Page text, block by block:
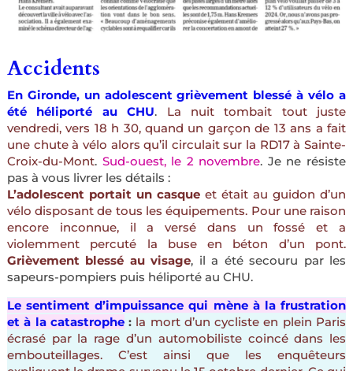
Accidents
En Gironde, un adolescent grièvement blessé à vélo a
été héliporté au CHU. La nuit tombait tout juste
vendredi, vers 18 h 30, quand un garçon de 13 ans a fait
une chute à vélo alors qu’il circulait sur la RD17 à Sainte-
Croix-du-Mont. Sud-ouest, le 2 novembre. Je ne résiste
pas à vous livrer les détails :
L’adolescent portait un casqueet était au guidon d’un
vélo disposant de tous les équipements. Pour une raison
encore inconnue, il a versé dans un fossé et a
violemment percuté la buse en béton d’un pont.
Grièvement blessé au visage, il a été secouru par les
sapeurs-pompiers puis héliporté au CHU.
Le sentiment d’impuissance qui mène à la frustration
et à la catastrophe: la mort d’un cycliste en plein Paris
écrasé par la rage d’un automobiliste coincé dans les
embouteillages. C’est ainsi que les enquêteurs